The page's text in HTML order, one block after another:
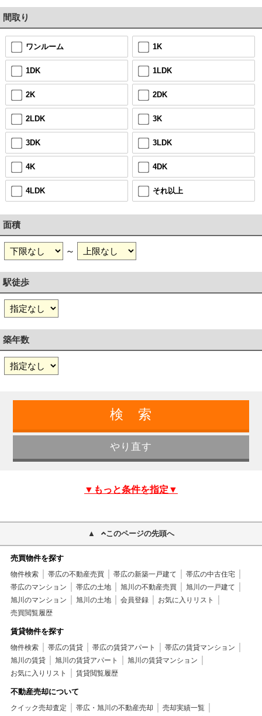
間取り
ワンルーム 1K
1DK 1LDK
2K 2DK
2LDK 3K
3DK 3LDK
4K 4DK
4LDK それ以上
面積
～
駅徒歩
築年数
▼もっと条件を指定▼
このページの先頭へ
売買物件を探す
物件検索 帯広の不動産売買 帯広の新築一戸建て
帯広の中古住宅
帯広のマンション
帯広の土地 旭川の不動産売買
旭川の一戸建て
旭川のマンション
旭川の土地 会員登録
お気に入りリスト
売買閲覧履歴
賃貸物件を探す
物件検索 帯広の賃貸 帯広の賃貸アパート
帯広の賃貸マンション
旭川の賃貸
旭川の賃貸アパート
旭川の賃貸マンション
お気に入りリスト
賃貸閲覧履歴
不動産売却について
クイック売却査定 帯広・旭川の不動産売却
売却実績一覧